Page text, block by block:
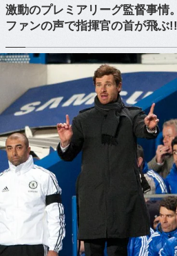
激動のプレミアリーグ監督事情。
ファンの声で指揮官の首が飛ぶ!!